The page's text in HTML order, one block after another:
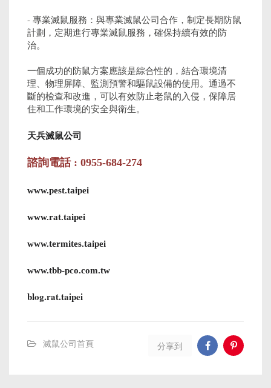
- 專業滅鼠服務：與專業滅鼠公司合作，制定長期防鼠
計劃，定期進行專業滅鼠服務，確保持續有效的防
治。
一個成功的防鼠方案應該是綜合性的，結合環境清
理、物理屏障、監測預警和驅鼠設備的使用。通過不
斷的檢查和改進，可以有效防止老鼠的入侵，保障居
住和工作環境的安全與衛生。
天兵滅鼠公司
諮詢電話 : 0955-684-274
www.pest.taipei
www.rat.taipei
www.termites.taipei
www.tbb-pco.com.tw
blog.rat.taipei
滅鼠公司首頁 分享到